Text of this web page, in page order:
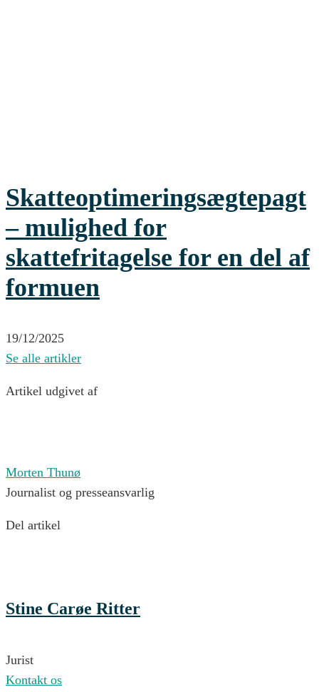
Skatteoptimeringsægtepagt
– mulighed for
skattefritagelse for en del af
formuen
19/12/2025
Se alle artikler
Artikel udgivet af
Morten Thunø
Journalist og presseansvarlig
Del artikel
Stine Carøe Ritter
Jurist
Kontakt os